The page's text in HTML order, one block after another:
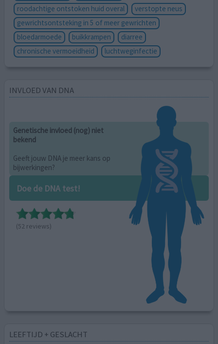
roodachtige ontstoken huid overal
verstopte neus
gewrichtsontsteking in 5 of meer gewrichten
bloedarmoede
buikkrampen
diarree
chronische vermoeidheid
luchtweginfectie
INVLOED VAN DNA
Genetische invloed (nog) niet
bekend
Geeft jouw DNA je meer kans op
bijwerkingen?
Doe de DNA test!
(52 reviews)
LEEFTIJD + GESLACHT